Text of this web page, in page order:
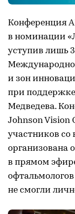
Конференция
в номинации
уступив лишь
и зон
при
Медведева.
Johnson Vision
участников со
организована
в прямом
не смогли